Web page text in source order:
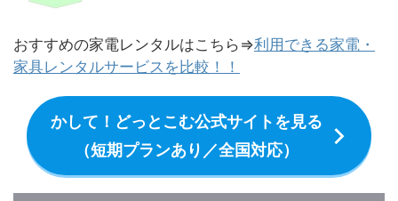
おすすめの家電レンタルはこちら⇒利用できる家電・
家具レンタルサービスを比較！！
かして！どっとこむ公式サイトを見る
（短期プランあり／全国対応）